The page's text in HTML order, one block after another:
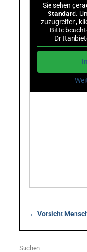
Sie sehen
Standard.
zuzugreifen,
Bitte
Beitragsnavigation
← Vorsicht
Suchen